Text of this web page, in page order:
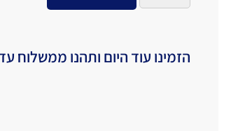
הזמינו עוד היום ותהנו ממשלוח